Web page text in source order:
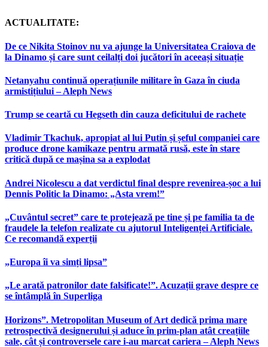
ACTUALITATE:
De ce Nikita Stoinov nu va ajunge la Universitatea Craiova de
la Dinamo și care sunt ceilalți doi jucători în aceeași situație
Netanyahu continuă operațiunile militare în Gaza în ciuda
armistițiului – Aleph News
Trump se ceartă cu Hegseth din cauza deficitului de rachete
Vladimir Tkachuk, apropiat al lui Putin și șeful companiei care
produce drone kamikaze pentru armată rusă, este în stare
critică după ce mașina sa a explodat
Andrei Nicolescu a dat verdictul final despre revenirea-șoc a lui
Dennis Politic la Dinamo: „Asta vrem!”
„Cuvântul secret” care te protejează pe tine și pe familia ta de
fraudele la telefon realizate cu ajutorul Inteligenței Artificiale.
Ce recomandă experții
„Europa îi va simți lipsa”
„Le arată patronilor date falsificate!”. Acuzații grave despre ce
se întâmplă în Superliga
Horizons”. Metropolitan Museum of Art dedică prima mare
retrospectivă designerului și aduce în prim-plan atât creațiile
sale, cât și controversele care i-au marcat cariera – Aleph News